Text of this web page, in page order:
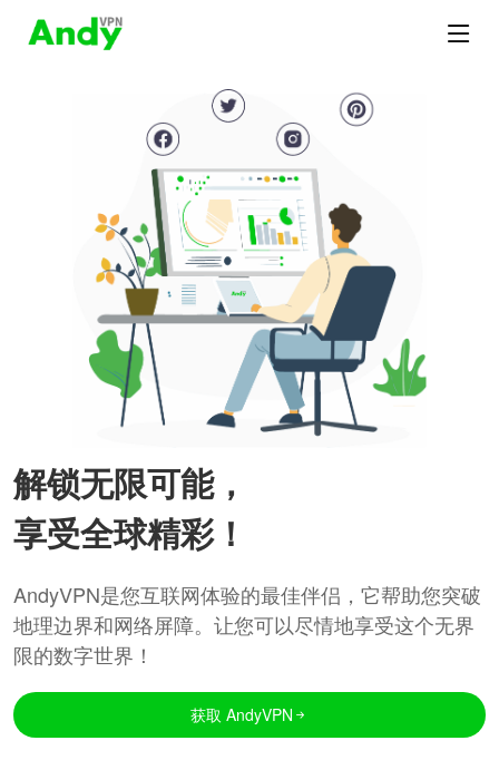
解锁无限可能，
享受全球精彩！
AndyVPN是您互联网体验的最佳伴侣，它帮助您突破
地理边界和网络屏障。让您可以尽情地享受这个无界
限的数字世界！
获取 AndyVPN